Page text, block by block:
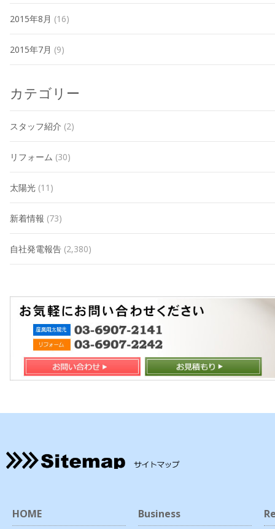
2015年8月 (16)
2015年7月 (9)
カテゴリー
スタッフ紹介 (2)
リフォーム (30)
太陽光 (11)
新着情報 (73)
自社発電報告 (2,380)
HOME
Business